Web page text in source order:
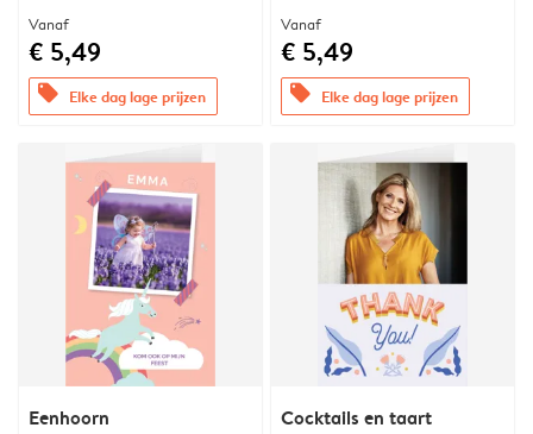
Vanaf
€ 5,49
offers Elke dag lage prijzen
Vanaf
€ 5,49
offers Elke dag lage prijzen
Eenhoorn Cocktails en taart